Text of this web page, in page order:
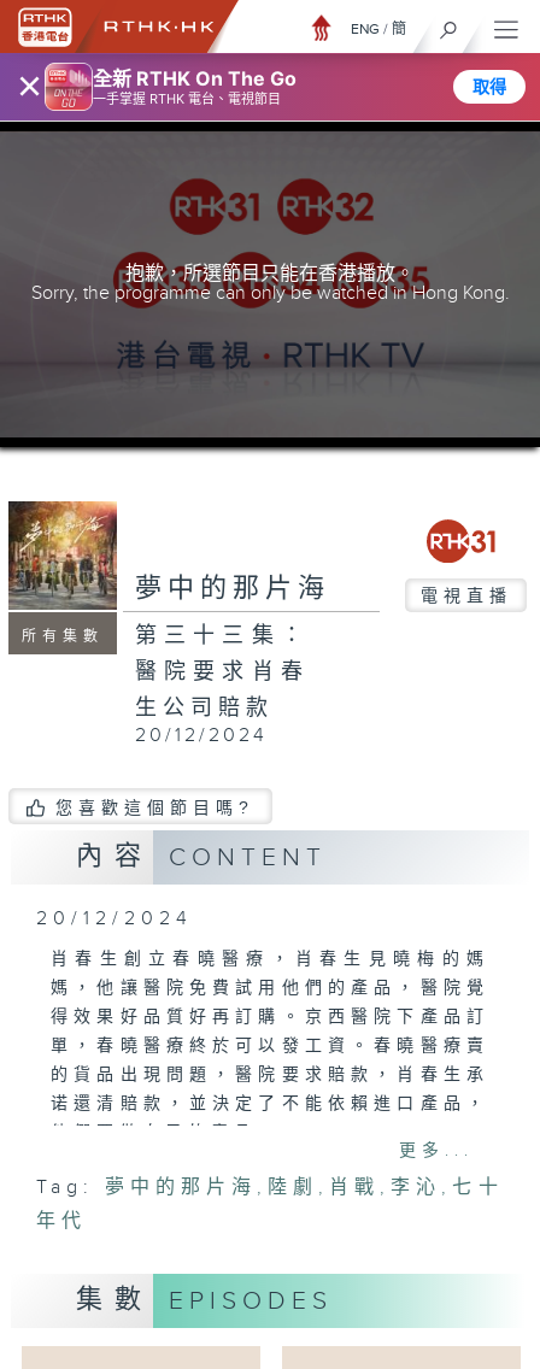
× 全新 RTHK On The Go
一手掌握 RTHK 電台、電視節目
取得
ENG / 簡
抱歉，所選節目只能在香港播放。
Sorry, the programme can only be watched in Hong Kong.
所有集數
夢中的那片海 電視直播
第三十三集：
醫院要求肖春
生公司賠款
20/12/2024
您喜歡這個節目嗎?
內容 CONTENT
20/12/2024
肖春生創立春曉醫療，肖春生見曉梅的媽
媽，他讓醫院免費試用他們的產品，醫院覺
得效果好品質好再訂購。京西醫院下產品訂
單，春曉醫療終於可以發工資。春曉醫療賣
的貨品出現問題，醫院要求賠款，肖春生承
诺還清賠款，並決定了不能依賴進口產品，
更多...
Tag: 夢中的那片海 , 陸劇 , 肖戰 , 李沁 ,七十
年代
集數 EPISODES